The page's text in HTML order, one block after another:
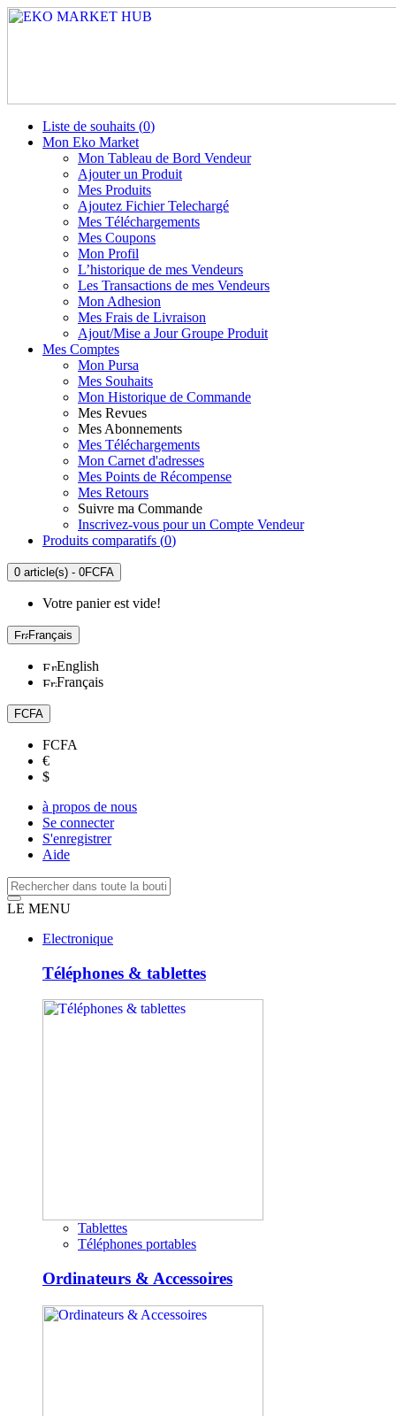
Liste de souhaits (0)
Mon Eko Market
Mon Tableau de Bord Vendeur
Ajouter un Produit
Mes Produits
Ajoutez Fichier Telechargé
Mes Téléchargements
Mes Coupons
Mon Profil
L’historique de mes Vendeurs
Les Transactions de mes Vendeurs
Mon Adhesion
Mes Frais de Livraison
Ajout/Mise a Jour Groupe Produit
Mes Comptes
Mon Pursa
Mes Souhaits
Mon Historique de Commande
Mes Revues
Mes Abonnements
Mes Téléchargements
Mon Carnet d'adresses
Mes Points de Récompense
Mes Retours
Suivre ma Commande
Inscrivez-vous pour un Compte Vendeur
Produits comparatifs (0)
0 article(s) - 0FCFA
Votre panier est vide!
Français
English
Français
FCFA
FCFA
€
$
à propos de nous
Se connecter
S'enregistrer
Aide
LE MENU
Electronique
Téléphones & tablettes
Tablettes
Téléphones portables
Ordinateurs & Accessoires